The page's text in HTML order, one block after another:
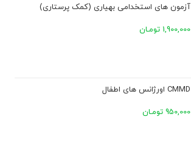
آزمون های استخدامی بهیاری (کمک پرستاری)
1,900,000 تومـان
CMMD اورژانس های اطفال
950,000 تومـان